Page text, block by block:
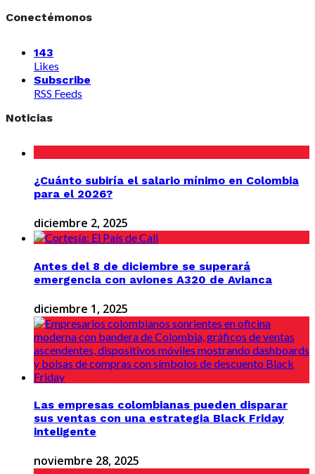
Conectémonos
143
Likes
Subscribe
RSS Feeds
Noticias
¿Cuánto subiría el salario mínimo en Colombia
para el 2026?
diciembre 2, 2025
Antes del 8 de diciembre se superará
emergencia con aviones A320 de Avianca
diciembre 1, 2025
Las empresas colombianas pueden disparar
sus ventas con una estrategia Black Friday
inteligente
noviembre 28, 2025